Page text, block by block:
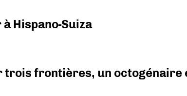
à Hispano-Suiza
frontières, un octogénaire